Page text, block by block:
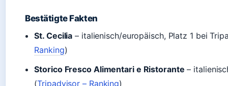
Bestätigte Fakten
St. Cecilia – italienisch/europäisch, Platz 1 bei
Ranking)
Storico Fresco Alimentari e Ristorante –
(Tripadvisor – Ranking)